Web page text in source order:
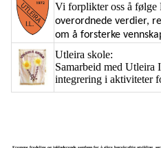
Vi forplikter oss å følge
overordnede verdier,
om å forsterke
Utleira skole:
Samarbeid med
integrering i aktiviteter